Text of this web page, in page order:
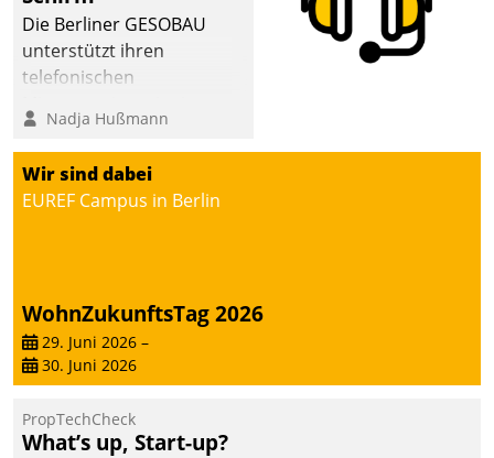
abgeben – rund um die
Uhr.
Die Berliner GESOBAU
unterstützt ihren
telefonischen
digitalen Cockpit, das
situationsbezogen
passende Fragen und
Schlagworte auswirft.
Serviceteam, Anrufe von
Mietenden zügiger und
effizienter zu bearbeiten.
Nadja Hußmann
Wir sind dabei
EUREF Campus in Berlin
WohnZukunftsTag 2026
29. Juni 2026 –
30. Juni 2026
PropTechCheck
What’s up, Start-up?